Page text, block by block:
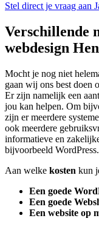
Stel direct je vraag aan
Verschillende
webdesign
Mocht je nog niet
gaan wij ons best doen
Er zijn namelijk een
jou kan helpen. Om
zijn er meerdere
ook meerdere
informatieve en
bijvoorbeeld WordPress.
Aan welke kosten kun
Een goede
Een goede
Een website op